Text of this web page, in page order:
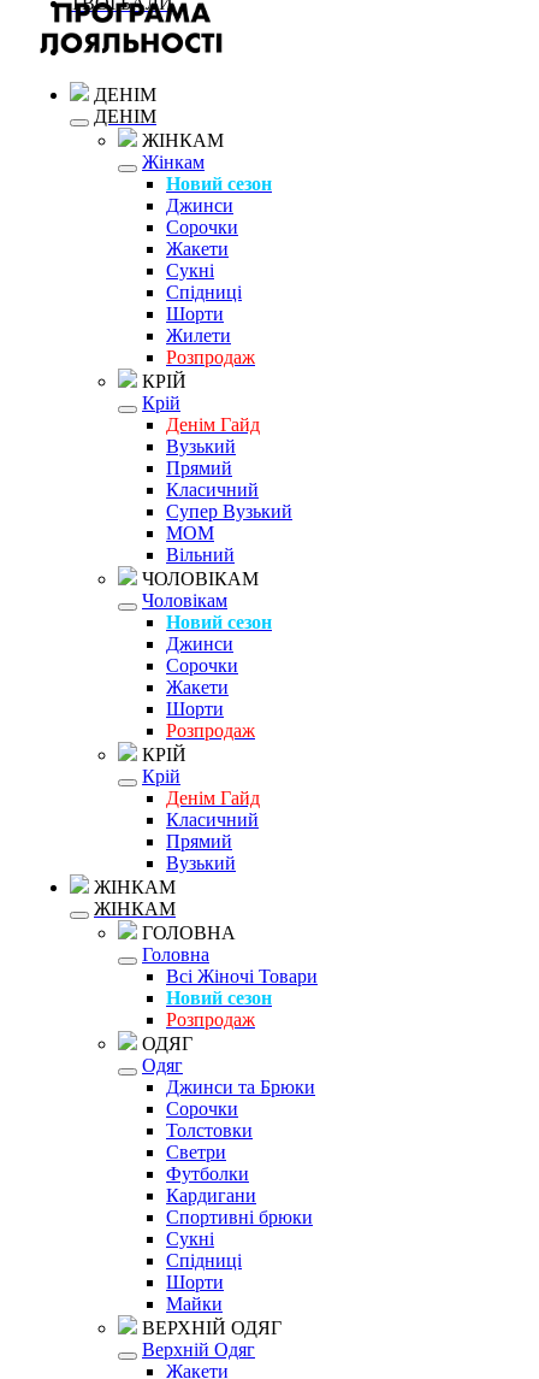
ДЕНІМ
ДЕНІМ
ЖІНКАМ
Жінкам
Новий сезон
Джинси
Сорочки
Жакети
Сукні
Спідниці
Шорти
Жилети
Розпродаж
КРІЙ
Крій
Денім Гайд
Вузький
Прямий
Класичний
Супер Вузький
MOM
Вільний
ЧОЛОВІКАМ
Чоловікам
Новий сезон
Джинси
Сорочки
Жакети
Шорти
Розпродаж
КРІЙ
Крій
Денім Гайд
Класичний
Прямий
Вузький
ЖІНКАМ
ЖІНКАМ
ГОЛОВНА
Головна
Всі Жіночі Товари
Новий сезон
Розпродаж
ОДЯГ
Одяг
Джинси та Брюки
Сорочки
Толстовки
Светри
Футболки
Кардигани
Спортивні брюки
Сукні
Спідниці
Шорти
Майки
ВЕРХНІЙ ОДЯГ
Верхній Одяг
Жакети